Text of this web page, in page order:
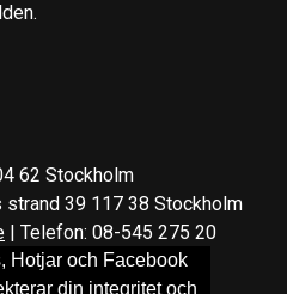
Hotjar och Facebook
din integritet och
62 Stockholm
39 117 38 Stockholm
| Telefon: 08-545 275 20